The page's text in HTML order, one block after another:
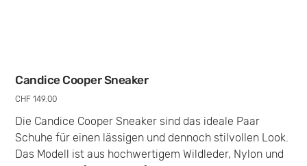
Candice Cooper Sneaker
Preis
CHF 149.00
Die Candice Cooper Sneaker sind das ideale Paar
Schuhe für einen lässigen und dennoch stilvollen Look.
Das Modell ist aus hochwertigem Wildleder, Nylon und